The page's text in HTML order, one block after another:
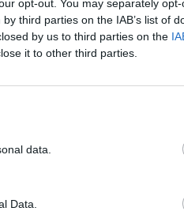
opt-out. You may separately
third parties on the IAB’s list of
by us to third parties on the
it to other third parties.
data.
Data.
Viber
Pinterest
X
Facebook